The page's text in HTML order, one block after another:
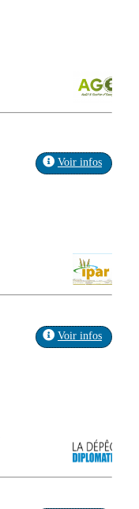
Voir infos
Voir infos